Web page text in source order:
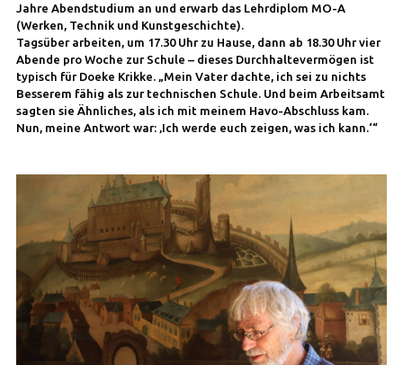
Jahre Abendstudium an und erwarb das Lehrdiplom MO-A
(Werken, Technik und Kunstgeschichte).
Tagsüber arbeiten, um 17.30 Uhr zu Hause, dann ab 18.30 Uhr vier
Abende pro Woche zur Schule – dieses Durchhaltevermögen ist
typisch für Doeke Krikke. „Mein Vater dachte, ich sei zu nichts
Besserem fähig als zur technischen Schule. Und beim Arbeitsamt
sagten sie Ähnliches, als ich mit meinem Havo-Abschluss kam.
Nun, meine Antwort war: ‚Ich werde euch zeigen, was ich kann.‘“